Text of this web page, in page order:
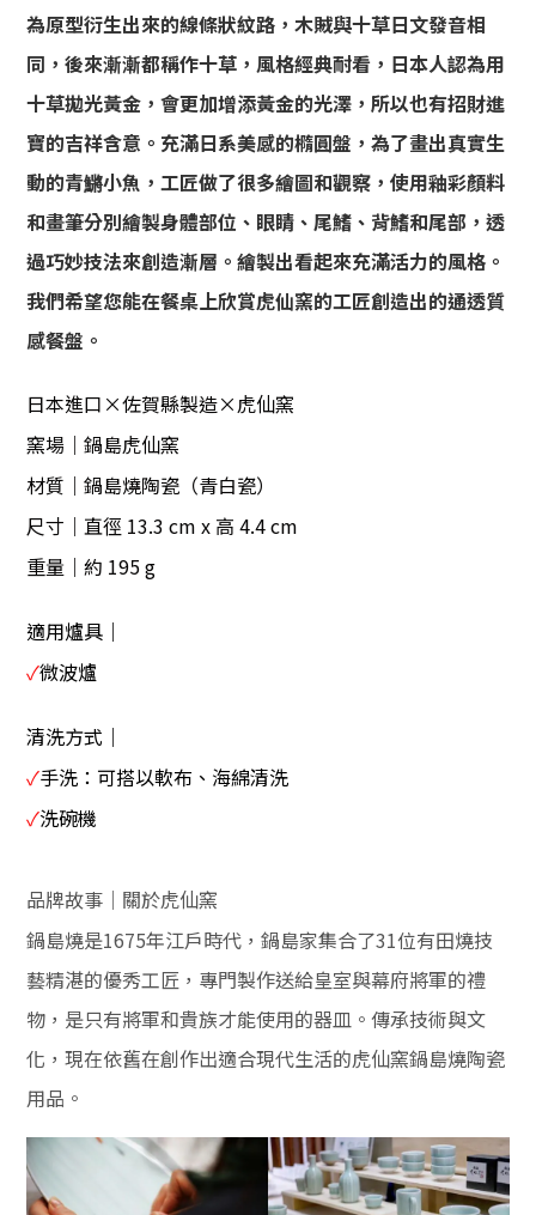
為原型衍生出來的線條狀紋路，木賊與十草日文發音相
同，後來漸漸都稱作十草，風格經典耐看，日本人認為用
十草拋光黃金，會更加增添黃金的光澤，所以也有招財進
寶的吉祥含意。充滿日系美感的橢圓盤，為了畫出真實生
動的青鱂小魚，工匠做了很多繪圖和觀察，使用釉彩顏料
和畫筆分別繪製身體部位、眼睛、尾鰭、背鰭和尾部，透
過巧妙技法來創造漸層。繪製出看起來充滿活力的風格。
我們希望您能在餐桌上欣賞虎仙窯的工匠創造出的通透質
感餐盤。
日本進口×佐賀縣製造×虎仙窯
窯場｜鍋島虎仙窯
材質｜鍋島燒陶瓷（青白瓷）
尺寸｜直徑 13.3 cm x 高 4.4 cm
重量｜約 195 g
適用爐具｜
✓微波爐
清洗方式｜
✓手洗：可搭以軟布、海綿清洗
✓洗碗機
品牌故事｜關於虎仙窯
鍋島燒是1675年江戶時代，鍋島家集合了31位有田燒技
藝精湛的優秀工匠，專門製作送給皇室與幕府將軍的禮
物，是只有將軍和貴族才能使用的器皿。傳承技術與文
化，現在依舊在創作出適合現代生活的虎仙窯鍋島燒陶瓷
用品。